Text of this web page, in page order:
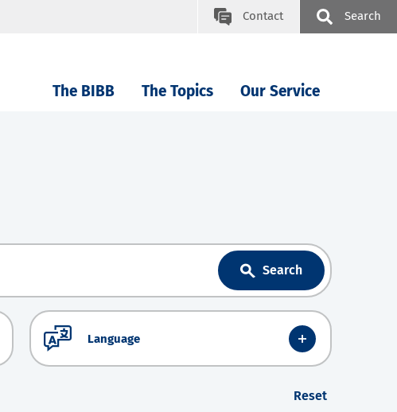
Contact Search
The BIBB The Topics Our Service
Search
Language
Reset